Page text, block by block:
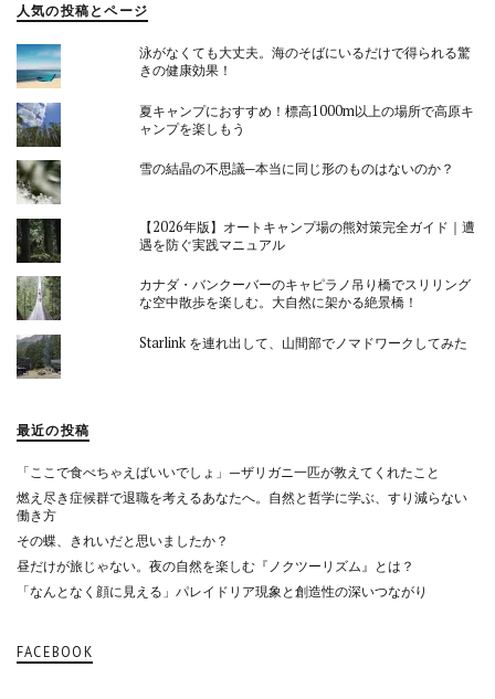
人気の投稿とページ
泳がなくても大丈夫。海のそばにいるだけで得られる驚
きの健康効果！
夏キャンプにおすすめ！標高1000m以上の場所で高原キ
ャンプを楽しもう
雪の結晶の不思議─本当に同じ形のものはないのか？
【2026年版】オートキャンプ場の熊対策完全ガイド｜遭
遇を防ぐ実践マニュアル
カナダ・バンクーバーのキャピラノ吊り橋でスリリング
な空中散歩を楽しむ。大自然に架かる絶景橋！
Starlink を連れ出して、山間部でノマドワークしてみた
最近の投稿
「ここで食べちゃえばいいでしょ」—ザリガニ一匹が教えてくれたこと
燃え尽き症候群で退職を考えるあなたへ。自然と哲学に学ぶ、すり減らない
働き方
その蝶、きれいだと思いましたか？
昼だけが旅じゃない。夜の自然を楽しむ『ノクツーリズム』とは？
「なんとなく顔に見える」パレイドリア現象と創造性の深いつながり
FACEBOOK